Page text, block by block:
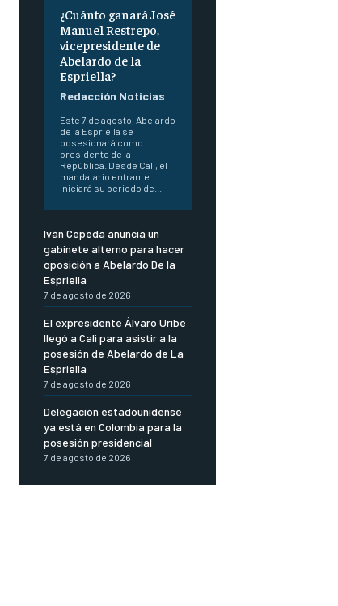
¿Cuánto ganará José
Manuel Restrepo,
vicepresidente de
Abelardo de la
Espriella?
Redacción Noticias
Este 7 de agosto, Abelardo
de la Espriella se
posesionará como
presidente de la
República. Desde Cali, el
mandatario entrante
iniciará su periodo de...
Iván Cepeda anuncia un
gabinete alterno para hacer
oposición a Abelardo De la
Espriella
7 de agosto de 2026
El expresidente Álvaro Uribe
llegó a Cali para asistir a la
posesión de Abelardo de La
Espriella
7 de agosto de 2026
Delegación estadounidense
ya está en Colombia para la
posesión presidencial
7 de agosto de 2026